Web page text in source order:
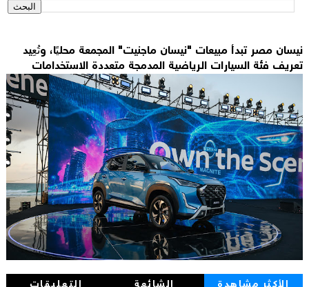
نيسان مصر تبدأ مبيعات "نيسان ماجنيت" المجمعة محليًا، وتُعِيد
تعريف فئة السيارات الرياضية المدمجة متعددة الاستخدامات